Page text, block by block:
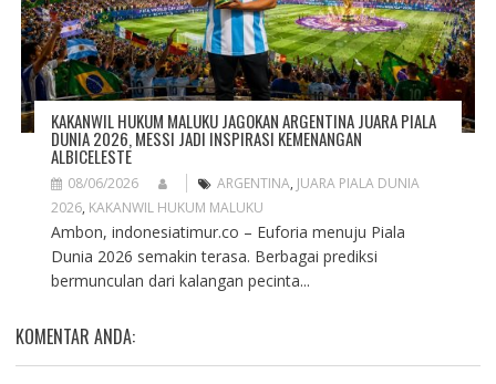
KAKANWIL HUKUM MALUKU JAGOKAN ARGENTINA JUARA PIALA
DUNIA 2026, MESSI JADI INSPIRASI KEMENANGAN
ALBICELESTE
08/06/2026 ARGENTINA, JUARA PIALA DUNIA
2026, KAKANWIL HUKUM MALUKU
Ambon, indonesiatimur.co – Euforia menuju Piala
Dunia 2026 semakin terasa. Berbagai prediksi
bermunculan dari kalangan pecinta...
KOMENTAR ANDA: